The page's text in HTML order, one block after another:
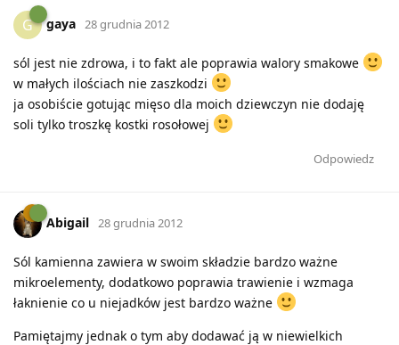
G gaya 28 grudnia 2012
sól jest nie zdrowa, i to fakt ale poprawia walory smakowe
w małych ilościach nie zaszkodzi
ja osobiście gotując mięso dla moich dziewczyn nie dodaję
soli tylko troszkę kostki rosołowej
Odpowiedz
Abigail 28 grudnia 2012
Sól kamienna zawiera w swoim składzie bardzo ważne
mikroelementy, dodatkowo poprawia trawienie i wzmaga
łaknienie co u niejadków jest bardzo ważne
Pamiętajmy jednak o tym aby dodawać ją w niewielkich